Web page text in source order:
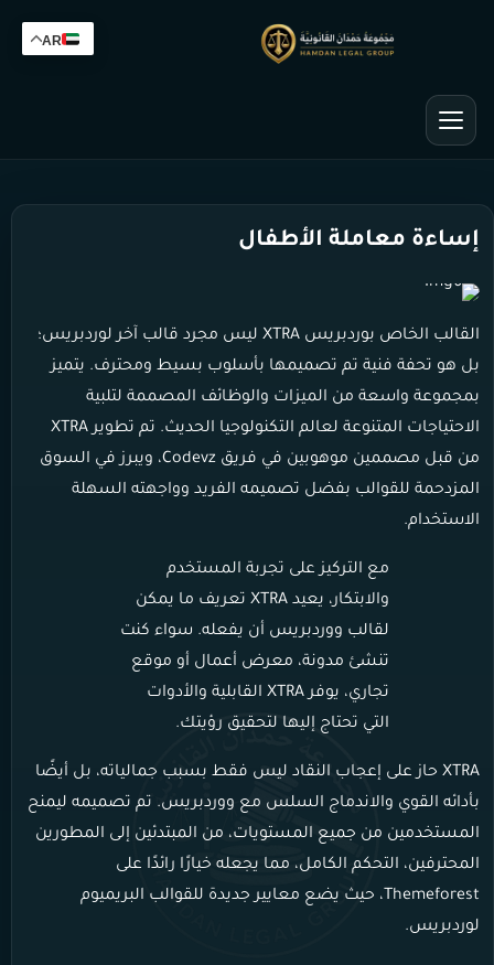
إساءة معاملة الأطفال
القالب الخاص بوردبريس XTRA ليس مجرد قالب آخر لوردبريس؛
بل هو تحفة فنية تم تصميمها بأسلوب بسيط ومحترف. يتميز
بمجموعة واسعة من الميزات والوظائف المصممة لتلبية
الاحتياجات المتنوعة لعالم التكنولوجيا الحديث. تم تطوير XTRA
من قبل مصممين موهوبين في فريق Codevz، ويبرز في السوق
المزدحمة للقوالب بفضل تصميمه الفريد وواجهته السهلة
الاستخدام.
مع التركيز على تجربة المستخدم
والابتكار، يعيد XTRA تعريف ما يمكن
لقالب ووردبريس أن يفعله. سواء كنت
تنشئ مدونة، معرض أعمال أو موقع
تجاري، يوفر XTRA القابلية والأدوات
التي تحتاج إليها لتحقيق رؤيتك.
XTRA حاز على إعجاب النقاد ليس فقط بسبب جمالياته، بل أيضًا
بأدائه القوي والاندماج السلس مع ووردبريس. تم تصميمه ليمنح
المستخدمين من جميع المستويات، من المبتدئين إلى المطورين
المحترفين، التحكم الكامل، مما يجعله خيارًا رائدًا على
Themeforest، حيث يضع معايير جديدة للقوالب البريميوم
لوردبريس.
AR